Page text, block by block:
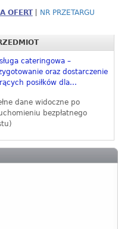
OFERT NR PRZETARGU
cateringowa –
oraz dostarczenie
posiłków dla...
dane widoczne po
bezpłatnego